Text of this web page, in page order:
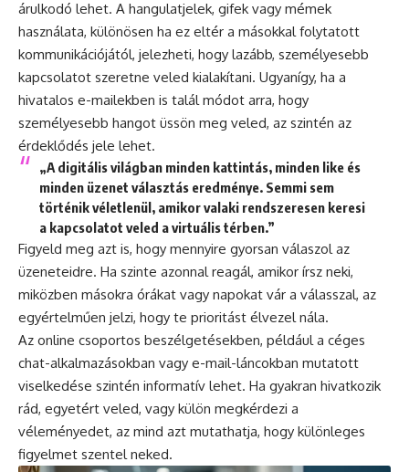
árulkodó lehet. A hangulatjelek, gifek vagy mémek
használata, különösen ha ez eltér a másokkal folytatott
kommunikációjától, jelezheti, hogy lazább, személyesebb
kapcsolatot szeretne veled kialakítani. Ugyanígy, ha a
hivatalos e-mailekben is talál módot arra, hogy
személyesebb hangot üssön meg veled, az szintén az
érdeklődés jele lehet.
„A digitális világban minden kattintás, minden like és
minden üzenet választás eredménye. Semmi sem
történik véletlenül, amikor valaki rendszeresen keresi
a kapcsolatot veled a virtuális térben.”
Figyeld meg azt is, hogy mennyire gyorsan válaszol az
üzeneteidre. Ha szinte azonnal reagál, amikor írsz neki,
miközben másokra órákat vagy napokat vár a válasszal, az
egyértelműen jelzi, hogy te prioritást élvezel nála.
Az online csoportos beszélgetésekben, például a céges
chat-alkalmazásokban vagy e-mail-láncokban mutatott
viselkedése szintén informatív lehet. Ha gyakran hivatkozik
rád, egyetért veled, vagy külön megkérdezi a
véleményedet, az mind azt mutathatja, hogy különleges
figyelmet szentel neked.